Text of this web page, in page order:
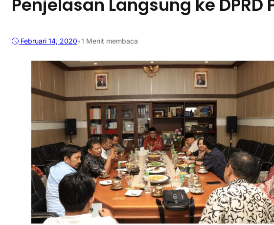
Penjelasan Langsung ke DPRD
Februari 14, 2020•1 Menit membaca